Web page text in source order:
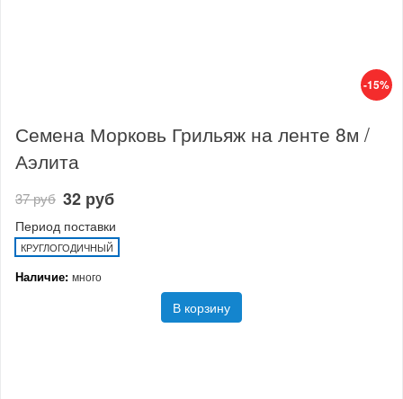
-15%
Семена Морковь Грильяж на ленте 8м /
Аэлита
37 руб 32 руб
Период поставки
КРУГЛОГОДИЧНЫЙ
Наличие: много
В корзину